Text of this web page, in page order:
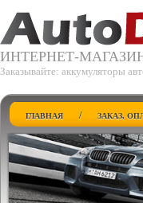
ИНТЕРНЕТ-
Заказывайте: аккумуляторы
ГЛАВНАЯ / ЗАКАЗ,